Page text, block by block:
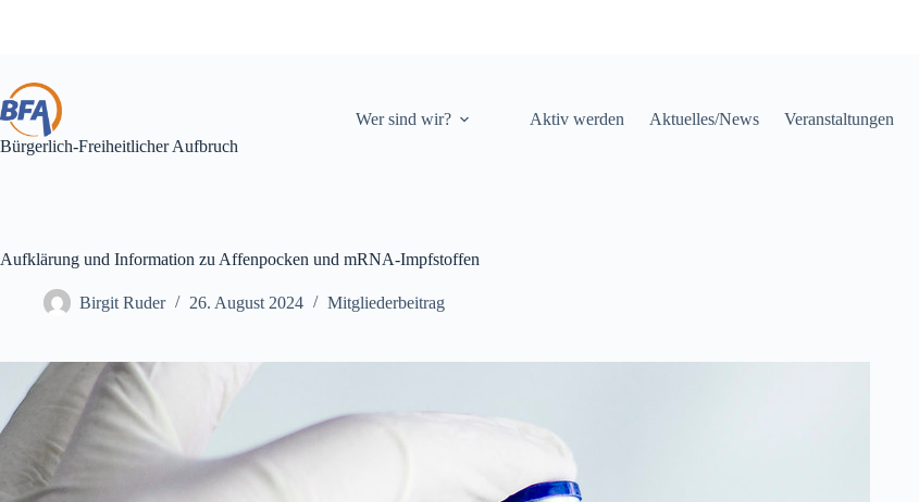
Bürgerlich-Freiheitlicher Aufbruch
Wer sind wir? Aktiv werden Aktuelles/News Veranstaltungen
Aufklärung und Information zu Affenpocken und mRNA-Impfstoffen
Birgit Ruder 26. August 2024 Mitgliederbeitrag